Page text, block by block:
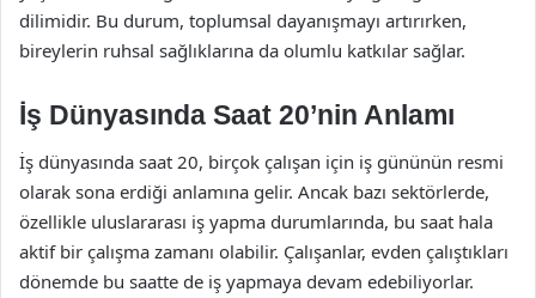
dilimidir. Bu durum, toplumsal dayanışmayı artırırken,
bireylerin ruhsal sağlıklarına da olumlu katkılar sağlar.
İş Dünyasında Saat 20’nin Anlamı
İş dünyasında saat 20, birçok çalışan için iş gününün resmi
olarak sona erdiği anlamına gelir. Ancak bazı sektörlerde,
özellikle uluslararası iş yapma durumlarında, bu saat hala
aktif bir çalışma zamanı olabilir. Çalışanlar, evden çalıştıkları
dönemde bu saatte de iş yapmaya devam edebiliyorlar.